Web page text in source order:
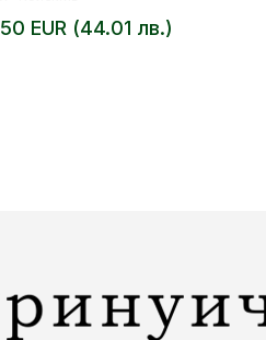
EUR (44.01 лв.)